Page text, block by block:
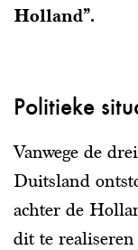
Holland”.
Politieke
Vanwege de
Duitsland
achter de
dit te